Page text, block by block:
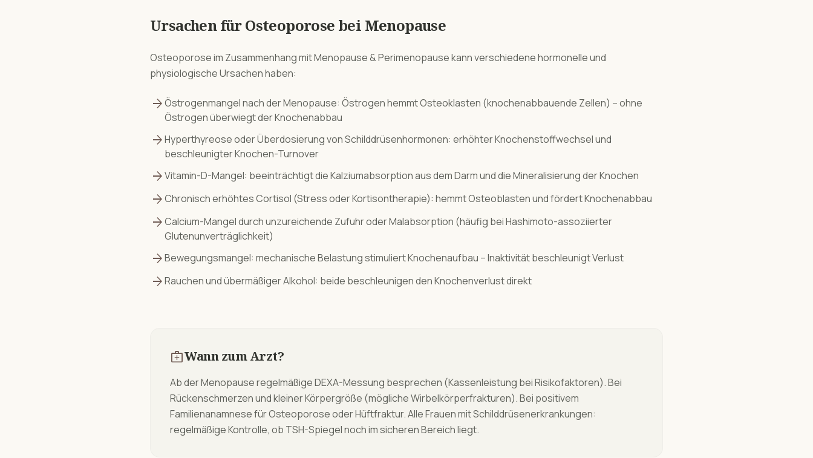
Ursachen fürOsteoporose bei Menopause
Osteoporoseim Zusammenhang mitMenopause & Perimenopausekann verschiedene hormonelle und
physiologische Ursachen haben:
arrow_forwardÖstrogenmangel nach der Menopause: Östrogen hemmt Osteoklasten (knochenabbauende Zellen) – ohne
Östrogen überwiegt der Knochenabbau
arrow_forwardHyperthyreose oder Überdosierung von Schilddrüsenhormonen: erhöhter Knochenstoffwechsel und
beschleunigter Knochen-Turnover
arrow_forwardVitamin-D-Mangel: beeinträchtigt die Kalziumabsorption aus dem Darm und die Mineralisierung der Knochen
arrow_forwardChronisch erhöhtes Cortisol (Stress oder Kortisontherapie): hemmt Osteoblasten und fördert Knochenabbau
arrow_forwardCalcium-Mangel durch unzureichende Zufuhr oder Malabsorption (häufig bei Hashimoto-assoziierter
Glutenunverträglichkeit)
arrow_forwardBewegungsmangel: mechanische Belastung stimuliert Knochenaufbau – Inaktivität beschleunigt Verlust
arrow_forwardRauchen und übermäßiger Alkohol: beide beschleunigen den Knochenverlust direkt
medical_servicesWann zum Arzt?
Ab der Menopause regelmäßige DEXA-Messung besprechen (Kassenleistung bei Risikofaktoren). Bei
Rückenschmerzen und kleiner Körpergröße (mögliche Wirbelkörperfrakturen). Bei positivem
Familienanamnese für Osteoporose oder Hüftfraktur. Alle Frauen mit Schilddrüsenerkrankungen:
regelmäßige Kontrolle, ob TSH-Spiegel noch im sicheren Bereich liegt.